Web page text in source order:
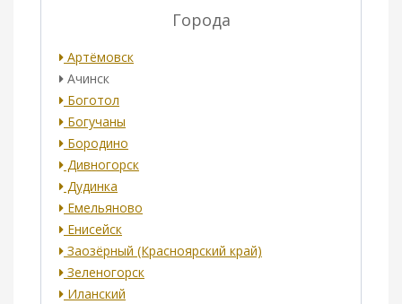
Города
Артёмовск
Ачинск
Боготол
Богучаны
Бородино
Дивногорск
Дудинка
Емельяново
Енисейск
Заозёрный (Красноярский край)
Зеленогорск
Иланский